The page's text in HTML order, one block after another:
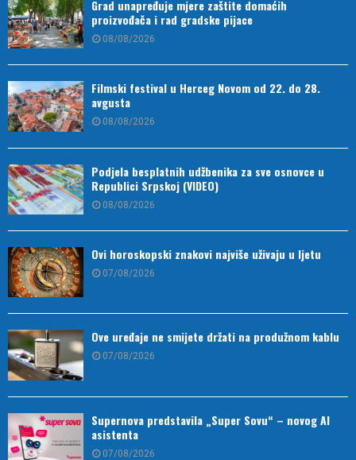
Grad unapređuje mjere zaštite domaćih
proizvođača i rad gradske pijace
08/08/2026
Filmski festival u Herceg Novom od 22. do 28.
avgusta
08/08/2026
Podjela besplatnih udžbenika za sve osnovce u
Republici Srpskoj (VIDEO)
08/08/2026
Ovi horoskopski znakovi najviše uživaju u ljetu
07/08/2026
Ove uređaje ne smijete držati na produžnom kablu
07/08/2026
Supernova predstavila „Super Sovu“ – novog AI
asistenta
07/08/2026